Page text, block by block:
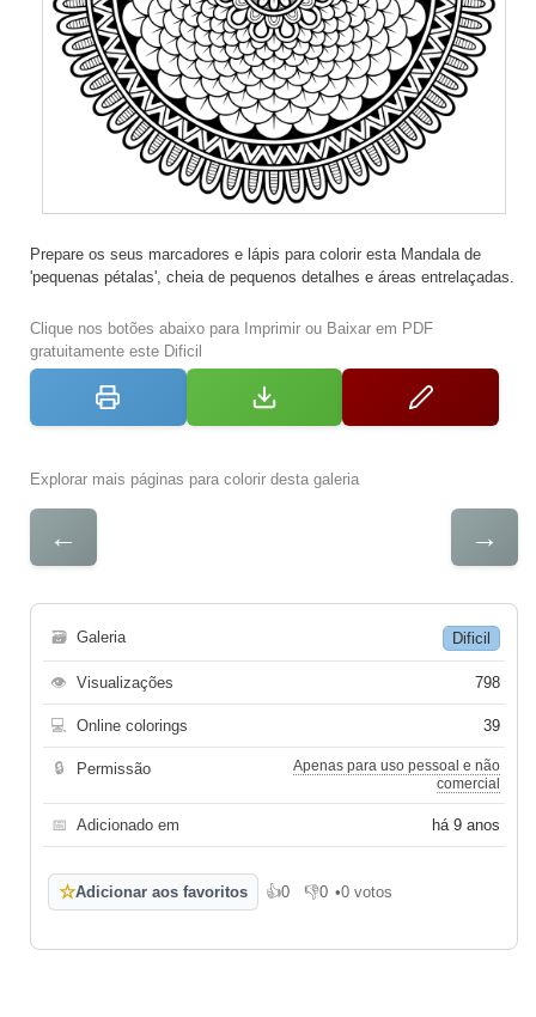
Prepare os seus marcadores e lápis para colorir esta Mandala de
'pequenas pétalas', cheia de pequenos detalhes e áreas entrelaçadas.
Clique nos botões abaixo para Imprimir ou Baixar em PDF
gratuitamente este Dificil
Explorar mais páginas para colorir desta galeria
← →
🗃 Galeria Dificil
👁 Visualizações 798
💻 Online colorings 39
🔒 Permissão
Apenas para uso pessoal e não
comercial
📅 Adicionado em há 9 anos
☆Adicionar aos favoritos 👍0
Gosto 👎0
Não gosto
•0 votos